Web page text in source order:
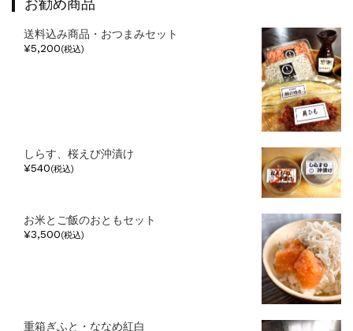
送料込み商品・おつまみセット
¥5,200(税込)
しらす、桜えび沖漬け
¥540(税込)
お米とご飯のおともセット
¥3,500(税込)
重箱ぎふと・ななめ紅白